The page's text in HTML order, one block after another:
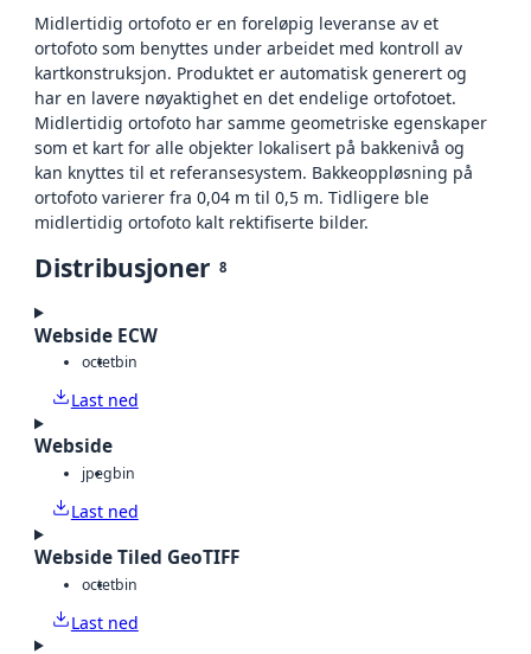
Midlertidig ortofoto er en foreløpig leveranse av et
ortofoto som benyttes under arbeidet med kontroll av
kartkonstruksjon. Produktet er automatisk generert og
har en lavere nøyaktighet en det endelige ortofotoet.
Midlertidig ortofoto har samme geometriske egenskaper
som et kart for alle objekter lokalisert på bakkenivå og
kan knyttes til et referansesystem. Bakkeoppløsning på
ortofoto varierer fra 0,04 m til 0,5 m. Tidligere ble
midlertidig ortofoto kalt rektifiserte bilder.
Distribusjoner 8
Webside ECW
octetbin
Last ned
Webside
jpegbin
Last ned
Webside Tiled GeoTIFF
octetbin
Last ned